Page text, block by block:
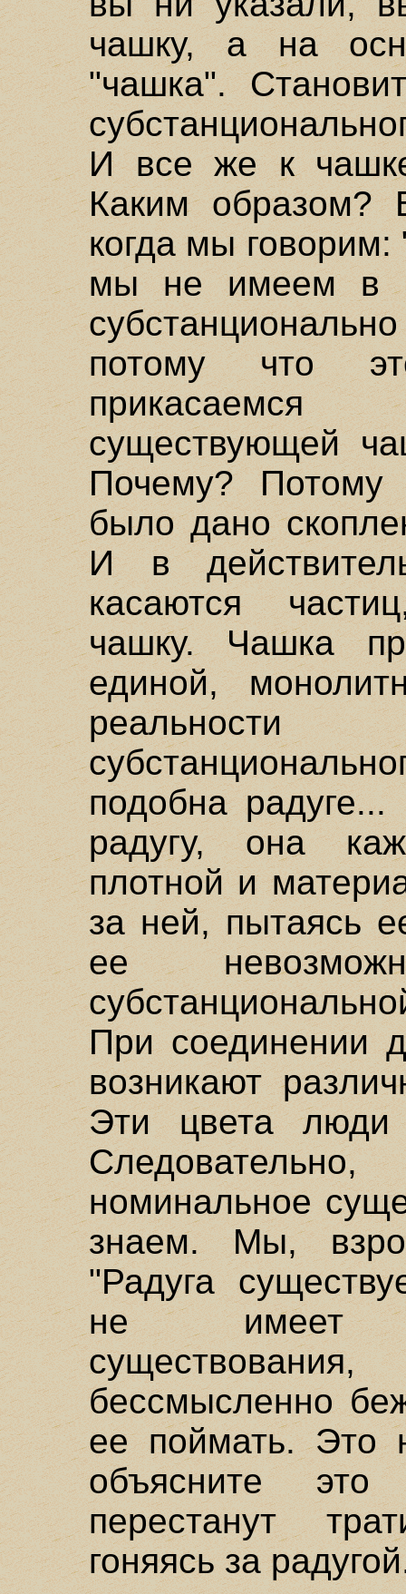
чашку, а на
"чашка".
И все же к
Каким образом?
когда мы
мы не имеем в
потому что
существующей
Почему? Потому
было дано
И в
касаются
чашку. Чашка
единой,
подобна
радугу, она
плотной и
за ней, пытаясь
ее
При соединении
возникают
Эти цвета люди
номинальное
знаем. Мы,
"Радуга
не имеет
бессмысленно
ее поймать. Это
объясните
перестанут
гоняясь за